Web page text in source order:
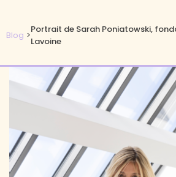
Blog >
Portrait de Sarah Poniatowski,
Lavoine